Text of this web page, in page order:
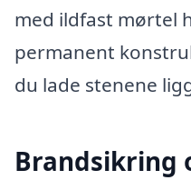
med ildfast mørtel
permanent
du lade stenene
Brandsikring